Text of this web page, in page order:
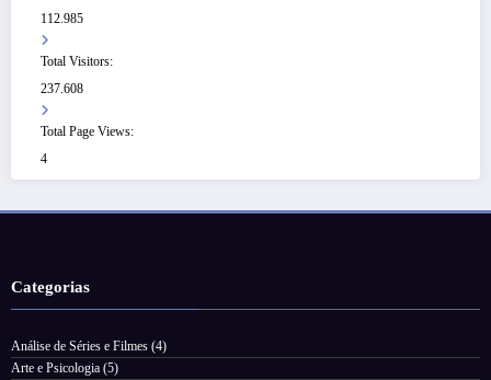
112.985
Total Visitors:
237.608
Total Page Views:
4
Categorias
Análise de Séries e Filmes (4)
Arte e Psicologia (5)